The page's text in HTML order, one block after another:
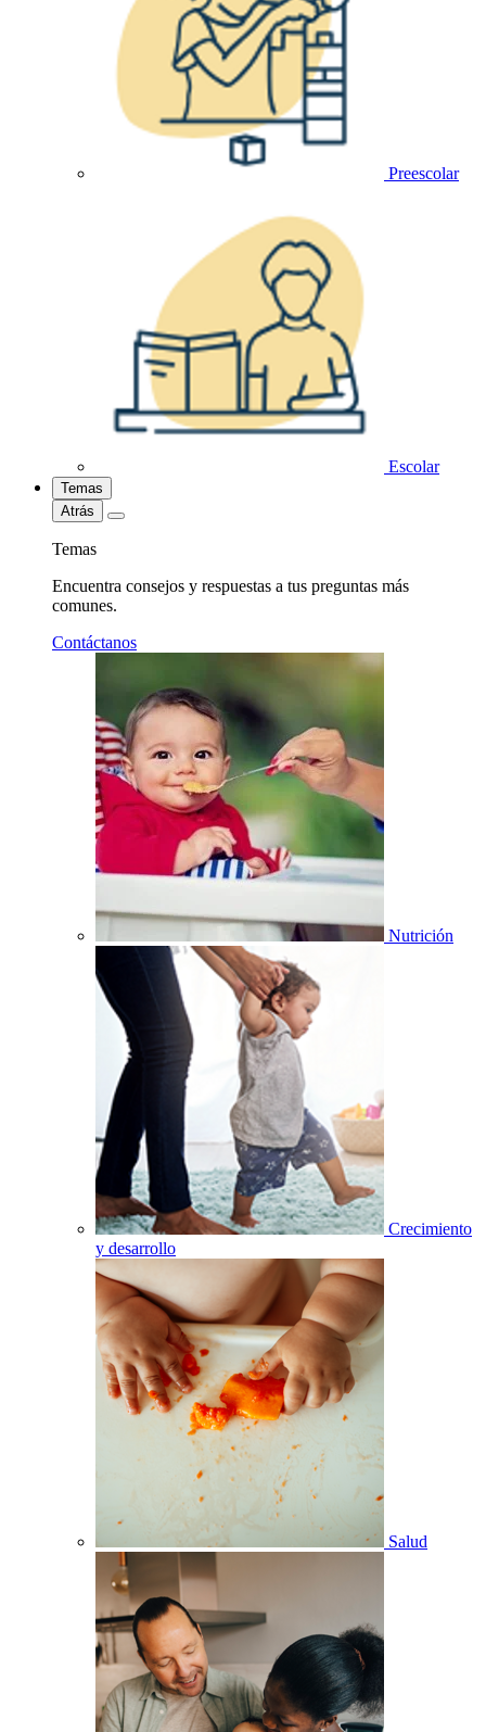
Preescolar
Escolar
Temas
Atrás
Temas
Encuentra consejos y respuestas a tus preguntas más
comunes.
Contáctanos
Nutrición
Crecimiento
y desarrollo
Salud